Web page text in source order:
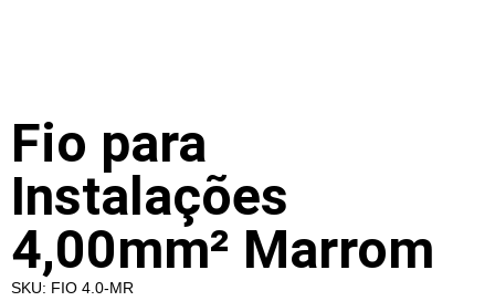
Fio para
Instalações
4,00mm² Marrom
SKU: FIO 4.0-MR